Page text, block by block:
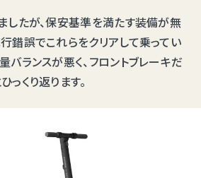
したが、保安基準を満たす装備が無
錯誤でこれらをクリアして乗ってい
バランスが悪く、フロントブレーキだ
っくり返ります。